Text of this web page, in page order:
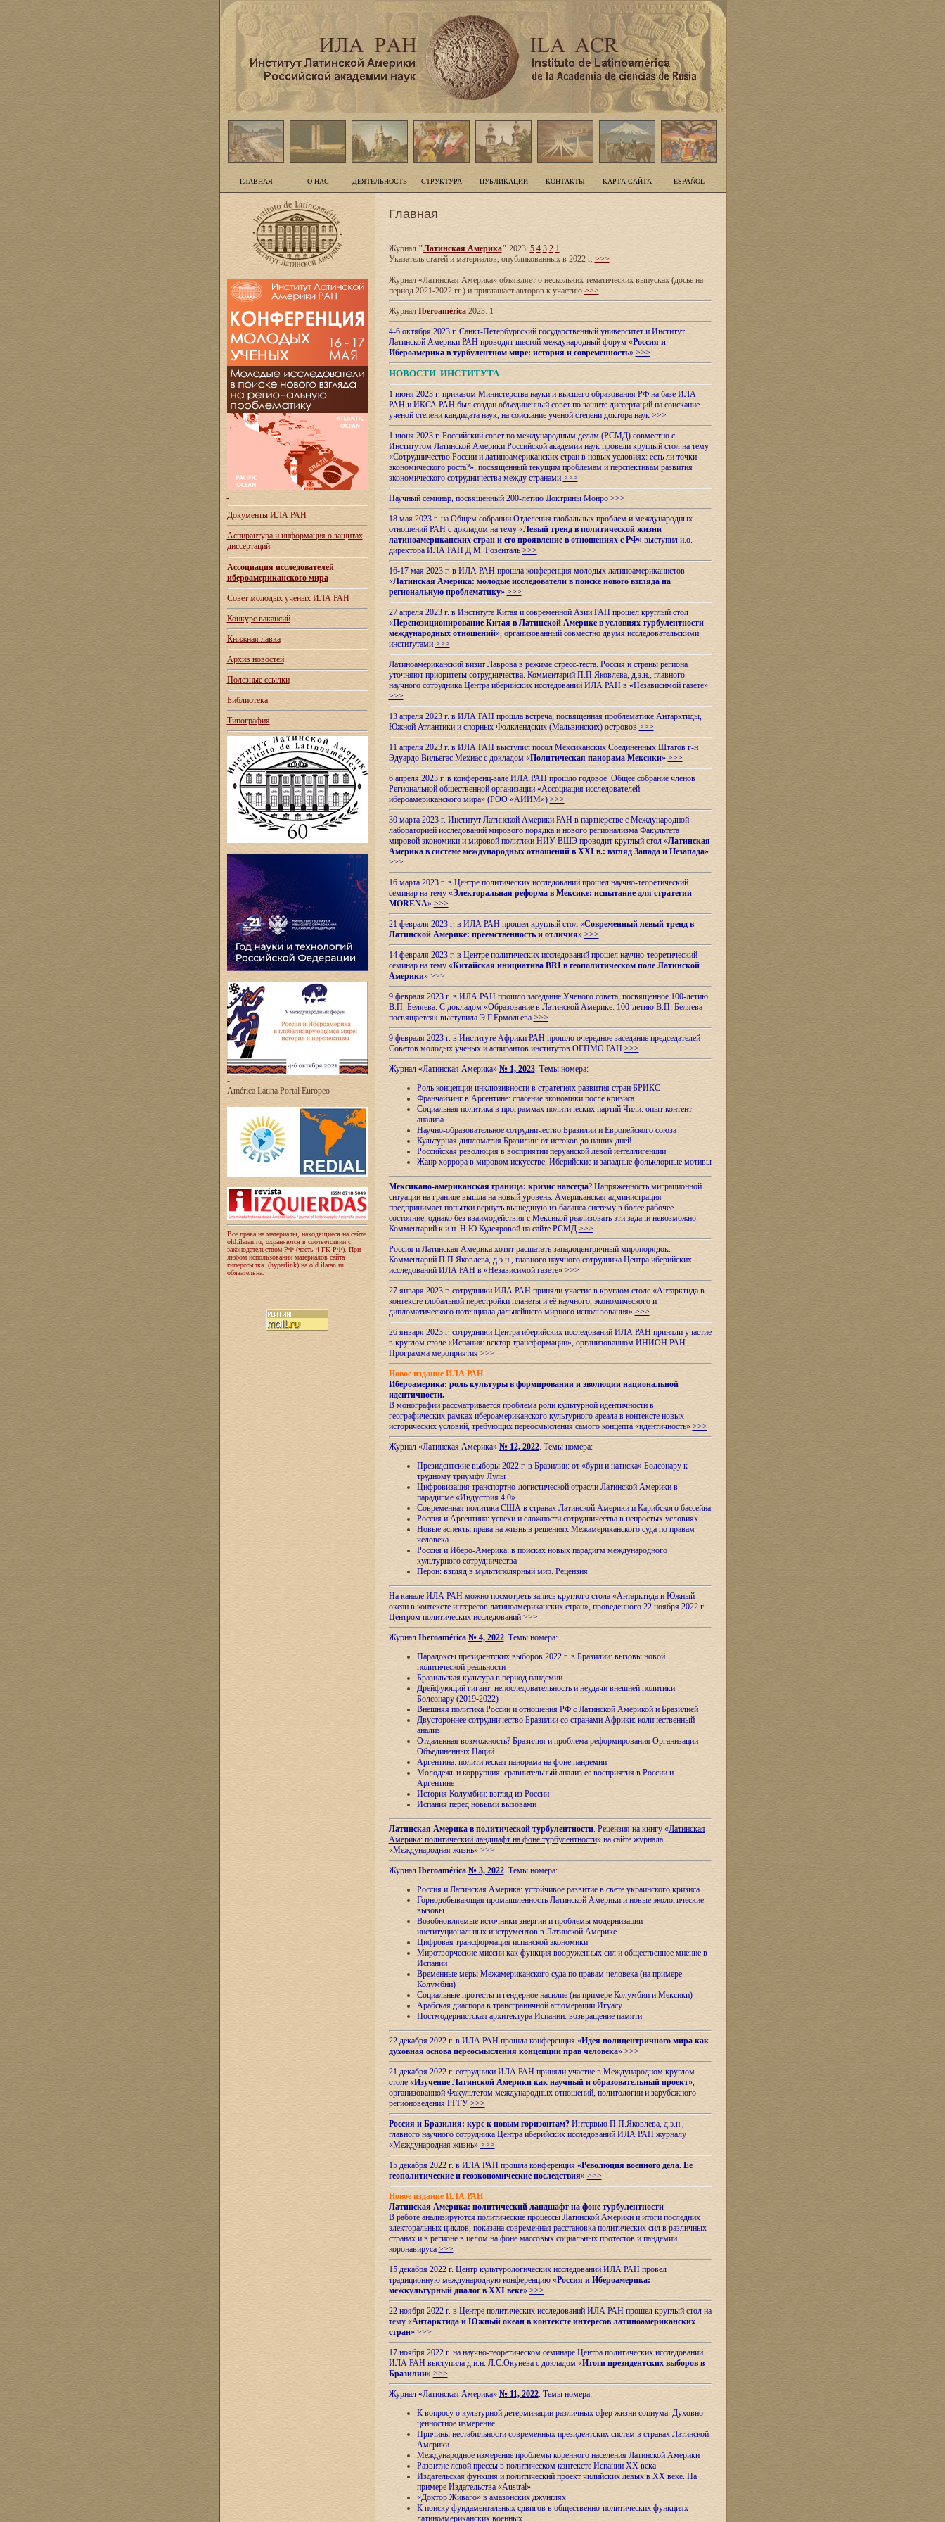
ГЛАВНАЯ О НАС ДЕЯТЕЛЬНОСТЬ СТРУКТУРА ПУБЛИКАЦИИ КОНТАКТЫ КАРТА САЙТА ESPAÑOL
Документы ИЛА РАН
Аспирантура и информация о защитах
диссертаций
Ассоциация исследователей
ибероамериканского мира
Совет молодых ученых ИЛА РАН
Конкурс вакансий
Книжная лавка
Архив новостей
Полезные ссылки
Библиотека
Типография
-
América Latina Portal Europeo
Все права на материалы, находящиеся на сайте
old.ilaran.ru, охраняются в соответствии с
законодательством РФ (часть 4 ГК РФ). При
любом использовании материалов сайта
гиперссылка (hyperlink) на old.ilaran.ru
обязательна.
Главная
Журнал"Латинская Америка" 2023: 5 4 3 2 1
Указатель статей и материалов, опубликованных в 2022 г. >>>
Журнал «Латинская Америка» объявляет о нескольких тематических выпусках (досье на
период 2021-2022 гг.) и приглашает авторов к участию >>>
Журнал Iberoamérica2023: 1
4-6 октября 2023 г. Санкт-Петербургский государственный университет и Институт
Латинской Америки РАН проводят шестой международный форум «Россия и
Ибероамерика в турбулентном мире: история и современность» >>>
НОВОСТИ ИНСТИТУТА
1 июня 2023 г. приказом Министерства науки и высшего образования РФ на базе ИЛА
РАН и ИКСА РАН был создан объединенный совет по защите диссертаций на соискание
ученой степени кандидата наук, на соискание ученой степени доктора наук >>>
1 июня 2023 г. Российский совет по международным делам (РСМД) совместно с
Институтом Латинской Америки Российской академии наук провели круглый стол на тему
«Сотрудничество России и латиноамериканских стран в новых условиях: есть ли точки
экономического роста?», посвященный текущим проблемам и перспективам развития
экономического сотрудничества между странами >>>
Научный семинар, посвященный 200-летию Доктрины Монро>>>
18 мая 2023 г. на Общем собрании Отделения глобальных проблем и международных
отношений РАН с докладом на тему «Левый тренд в политической жизни
латиноамериканских стран и его проявление в отношениях с РФ» выступил и.о.
директора ИЛА РАН Д.М. Розенталь >>>
16-17 мая 2023 г. в ИЛА РАН прошла конференция молодых латиноамериканистов
«Латинская Америка: молодые исследователи в поиске нового взгляда на
региональную проблематику» >>>
27 апреля 2023 г. в Институте Китая и современной Азии РАН прошел круглый стол
«Перепозиционирование Китая в ЛатинскойАмерике в условиях турбулентности
международных отношений», организованный совместно двумя исследовательскими
институтами >>>
Латиноамериканский визит Лаврова в режиме стресс-теста. Россия и страны региона
уточняют приоритеты сотрудничества. Комментарий П.П.Яковлева, д.э.н., главного
научного сотрудника Центра иберийских исследований ИЛА РАН в «Независимой газете»
>>>
13 апреля 2023 г. в ИЛА РАН прошла встреча, посвященная проблематике Антарктиды,
Южной Атлантики и спорных Фолклендских (Мальвинских) островов >>>
11 апреля 2023 г. в ИЛА РАН выступил посол Мексиканских Соединенных Штатов г-н
Эдуардо Вильегас Мехиас c докладом «Политическая панорама Мексики» >>>
6 апреля 2023 г. в конференц-зале ИЛА РАН прошло годовое Общее собрание членов
Региональной общественной организации «Ассоциация исследователей
ибероамериканского мира» (РОО «АИИМ») >>>
30 марта 2023 г. Институт Латинской Америки РАН в партнерстве с Международной
лабораторией исследований мирового порядка и нового регионализма Факультета
мировой экономики и мировой политики НИУ ВШЭ проводит круглый стол «Латинская
Америка в системе международных отношений в XXI в.: взгляд Запада и Незапада»
>>>
16 марта 2023 г. в Центре политических исследований прошел научно-теоретический
семинар на тему «Электоральная реформа в Мексике: испытание для стратегии
MORENA» >>>
21 февраля 2023 г. в ИЛА РАН прошел круглый стол «Современный левый тренд в
Латинской Америке: преемственность и отличия» >>>
14 февраля 2023 г. в Центре политических исследований прошел научно-теоретический
семинар на тему «Китайская инициатива BRI в геополитическом поле Латинской
Америки» >>>
9 февраля 2023 г. в ИЛА РАН прошло заседание Ученого совета, посвященное 100-летию
В.П. Беляева. С докладом «Образование в Латинской Америке. 100-летию В.П. Беляева
посвящается» выступила Э.Г.Ермольева >>>
9 февраля 2023 г. в Институте Африки РАН прошло очередное заседание председателей
Советов молодых ученых и аспирантов институтов ОГПМО РАН >>>
Журнал «Латинская Америка» № 1, 2023. Темы номера:
Роль концепции инклюзивности в стратегиях развития стран БРИКС
Франчайзинг в Аргентине: спасение экономики после кризиса
Социальная политика в программах политических партий Чили: опыт контент-
анализа
Научно-образовательное сотрудничество Бразилии и Европейского союза
Культурная дипломатия Бразилии: от истоков до наших дней
Российская революция в восприятии перуанской левой интеллигенции
Жанр хоррора в мировом искусстве. Иберийские и западные фольклорные мотивы
Мексикано-американская граница: кризис навсегда? Напряженность миграционной
ситуации на границе вышла на новый уровень. Американская администрация
предпринимает попытки вернуть вышедшую из баланса систему в более рабочее
состояние, однако без взаимодействия с Мексикой реализовать эти задачи невозможно.
Комментарий к.и.н. Н.Ю.Кудеяровой на сайте РСМД >>>
Россия и Латинская Америка хотят расшатать западоцентричный миропорядок.
Комментарий П.П.Яковлева, д.э.н., главного научного сотрудника Центра иберийских
исследований ИЛА РАН в «Независимой газете» >>>
27 января 2023 г. сотрудники ИЛА РАН приняли участие в круглом столе «Антарктида в
контексте глобальной перестройки планеты и её научного, экономического и
дипломатического потенциала дальнейшего мирного использования» >>>
26 января 2023 г. сотрудники Центра иберийских исследований ИЛА РАН приняли участие
в круглом столе «Испания: вектор трансформации», организованном ИНИОН РАН.
Программа мероприятия>>>
Новое издание ИЛА РАН
Ибероамерика: роль культуры в формировании и эволюции национальной
идентичности.
В монографии рассматривается проблема роли культурной идентичности в
географических рамках ибероамериканского культурного ареала в контексте новых
исторических условий, требующих переосмысления самого концепта «идентичность» >>>
Журнал «Латинская Америка» № 12, 2022. Темы номера:
Президентские выборы 2022 г. в Бразилии: от «бури и натиска» Болсонару к
трудному триумфу Лулы
Цифровизация транспортно-логистической отрасли Латинской Америки в
парадигме «Индустрия 4.0»
Современная политика США в странах Латинской Америки и Карибского бассейна
Россия и Аргентина: успехи и сложности сотрудничества в непростых условиях
Новые аспекты права на жизнь в решениях Межамериканского суда по правам
человека
Россия и Иберо-Америка: в поисках новых парадигм международного
культурного сотрудничества
Перон: взгляд в мультиполярный мир. Рецензия
На канале ИЛА РАН можно посмотреть запись круглого стола «Антарктида и Южный
океан в контексте интересов латиноамериканских стран», проведенного 22 ноября 2022 г.
Центром политических исследований >>>
Журнал Iberoamérica № 4, 2022. Темы номера:
Парадоксы президентских выборов 2022 г. в Бразилии: вызовы новой
политической реальности
Бразильская культура в период пандемии
Дрейфующий гигант: непоследовательность и неудачи внешней политики
Болсонару (2019-2022)
Внешняя политика России и отношения РФ с Латинской Америкой и Бразилией
Двустороннее сотрудничество Бразилии со странами Африки: количественный
анализ
Отдаленная возможность? Бразилия и проблема реформирования Организации
Объединенных Наций
Аргентина: политическая панорама на фоне пандемии
Молодежь и коррупция: сравнительный анализ ee восприятия в России и
Аргентине
История Колумбии: взгляд из России
Испания перед новыми вызовами
Латинская Америка в политической турбулентности. Рецензия на книгу «Латинская
Америка: политический ландшафт на фоне турбулентности» на сайте журнала
«Международная жизнь» >>>
Журнал Iberoamérica № 3, 2022. Темы номера:
Россия и Латинская Америка: устойчивое развитие в свете украинского кризиса
Горнодобывающая промышленность Латинской Америки и новые экологические
вызовы
Возобновляемые источники энергии и проблемы модернизации
институциональных инструментов в Латинской Америке
Цифровая трансформация испанской экономики
Миротворческие миссии как функция вооруженных сил и общественное мнение в
Испании
Временные меры Межамериканского суда по правам человека (на примере
Колумбии)
Социальные протесты и гендерное насилие (на примере Колумбии и Мексики)
Арабская диаспора в трансграничной агломерации Игуасу
Постмодернистская архитектура Испании: возвращение памяти
22 декабря 2022 г. в ИЛА РАН прошла конференция «Идея полицентричного мира как
духовная основа переосмысления концепции прав человека» >>>
21 декабря 2022 г. сотрудники ИЛА РАН приняли участие в Международном круглом
столе «Изучение Латинской Америки как научный и образовательный проект»,
организованной Факультетом международных отношений, политологии и зарубежного
регионоведения РГГУ >>>
Россия и Бразилия: курс к новым горизонтам?Интервью П.П.Яковлева, д.э.н.,
главного научного сотрудника Центра иберийских исследований ИЛА РАН журналу
«Международная жизнь» >>>
15 декабря 2022 г. в ИЛА РАН прошла конференция «Революция военного дела. Ее
геополитические и геоэкономические последствия» >>>
Новое издание ИЛА РАН
Латинская Америка: политический ландшафт на фоне турбулентности
В работе анализируются политические процессы Латинской Америки и итоги последних
электоральных циклов, показана современная расстановка политических сил в различных
странах и в регионе в целом на фоне массовых социальных протестов и пандемии
коронавируса >>>
15 декабря 2022 г. Центр культурологических исследований ИЛА РАН провел
традиционную международную конференцию «Россия и Ибероамерика:
межкультурный диалог в XXI веке» >>>
22 ноября 2022 г. в Центре политических исследований ИЛА РАН прошел круглый стол на
тему «Антарктида и Южный океан в контексте интересов латиноамериканских
стран» >>>
17 ноября 2022 г. на научно-теоретическом семинаре Центра политических исследований
ИЛА РАН выступила д.и.н. Л.С.Окунева с докладом «Итоги президентских выборов в
Бразилии» >>>
Журнал «Латинская Америка» № 11, 2022. Темы номера:
К вопросу о культурной детерминации различных сфер жизни социума. Духовно-
ценностное измерение
Причины нестабильности современных президентских систем в странах Латинской
Америки
Международное измерение проблемы коренного населения Латинской Америки
Развитие левой прессы в политическом контексте Испании XX века
Издательская функция и политический проект чилийских левых в XX веке. На
примере Издательства «Austral»
«Доктор Живаго» в амазонских джунглях
К поиску фундаментальных сдвигов в общественно-политических функциях
латиноамериканских военных